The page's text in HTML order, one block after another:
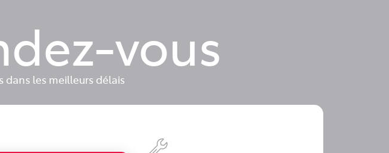
vous
dans les meilleurs délais